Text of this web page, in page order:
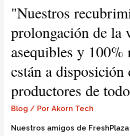
"Nuestros
prolongación de la
asequibles y 100%
están a disposición
productores de
Blog / PorAkorn Tech
Nuestros amigos de